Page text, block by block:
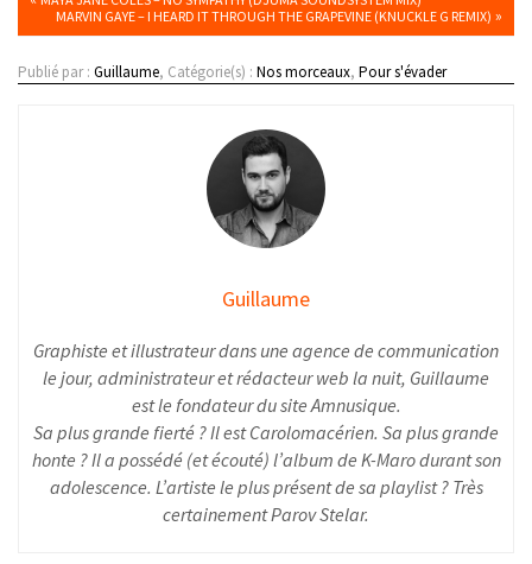
MARVIN GAYE – I HEARD IT THROUGH THE GRAPEVINE (KNUCKLE G REMIX) »
Publié par : Guillaume, Catégorie(s) : Nos morceaux, Pour s'évader
Guillaume
Graphiste et illustrateur dans une agence de communication
le jour, administrateur et rédacteur web la nuit, Guillaume
est le fondateur du site Amnusique.
Sa plus grande fierté ? Il est Carolomacérien. Sa plus grande
honte ? Il a possédé (et écouté) l’album de K-Maro durant son
adolescence. L’artiste le plus présent de sa playlist ? Très
certainement Parov Stelar.